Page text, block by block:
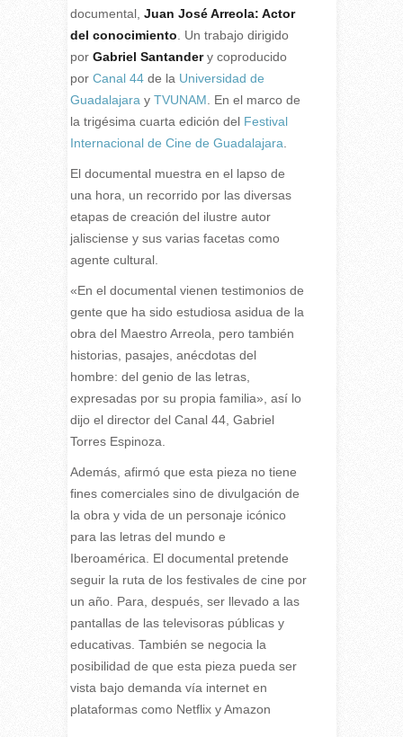
documental, Juan José Arreola: Actor
del conocimiento . Un trabajo dirigido
por Gabriel Santandery coproducido
porCanal 44de la Universidad de
Guadalajara y TVUNAM . En el marco de
la trigésima cuarta edición delFestival
Internacional de Cine de Guadalajara
El documental muestra en el lapso de
una hora, un recorrido por las diversas
etapas de creación del ilustre autor
jalisciense y sus varias facetas como
agente cultural.
«En el documental vienen testimonios de
gente que ha sido estudiosa asidua de la
obra del Maestro Arreola, pero también
historias, pasajes, anécdotas del
hombre: del genio de las letras,
expresadas por su propia familia», así lo
dijo el director del Canal 44, Gabriel
Torres Espinoza.
Además, afirmó que esta pieza no tiene
fines comerciales sino de divulgación de
la obra y vida de un personaje icónico
para las letras del mundo e
Iberoamérica. El documental pretende
seguir la ruta de los festivales de cine por
un año. Para, después, ser llevado a las
pantallas de las televisoras públicas y
educativas. También se negocia la
posibilidad de que esta pieza pueda ser
vista bajo demanda vía internet en
plataformas como Netflix y Amazon